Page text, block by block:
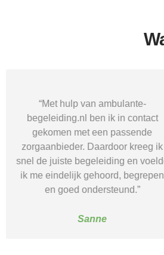
“Via ambulante-begeleiding.nl
kwam ik terecht bij een
zorgaanbieder die echt bij mijn
situatie paste. Dat gaf mij rust,
duidelijkheid en het vertrouwen
ik met de juiste hulp verder kon.”